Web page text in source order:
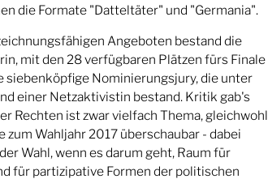
die Formate "Datteltäter" und "Germania".
Angeboten bestand die
mit den 28 verfügbaren Plätzen fürs Finale
siebenköpfige Nominierungsjury, die unter
einer Netzaktivistin bestand. Kritik gab's
Rechten ist zwar vielfach Thema, gleichwohl
zum Wahljahr 2017 überschaubar - dabei
Wahl, wenn es darum geht, Raum für
für partizipative Formen der politischen